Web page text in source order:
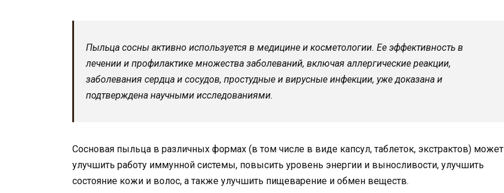
Пыльца сосны активно используется в медицине и косметологии. Ее эффективность в
лечении и профилактике множества заболеваний, включая аллергические реакции,
заболевания сердца и сосудов, простудные и вирусные инфекции, уже доказана и
подтверждена научными исследованиями.
Сосновая пыльца в различных формах (в том числе в виде капсул, таблеток, экстрактов) может
улучшить работу иммунной системы, повысить уровень энергии и выносливости, улучшить
состояние кожи и волос, а также улучшить пищеварение и обмен веществ.